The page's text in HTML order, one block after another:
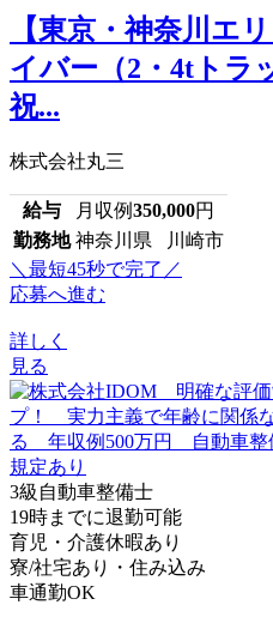
【東京・神奈川エ
イバー（2・4tトラ
祝...
株式会社丸三
給与 月収例350,000円
勤務地 神奈川県 川崎市
＼最短45秒で完了／
応募へ進む
詳しく
見る
3級自動車整備士
19時までに退勤可能
育児・介護休暇あり
寮/社宅あり・住み込み
車通勤OK